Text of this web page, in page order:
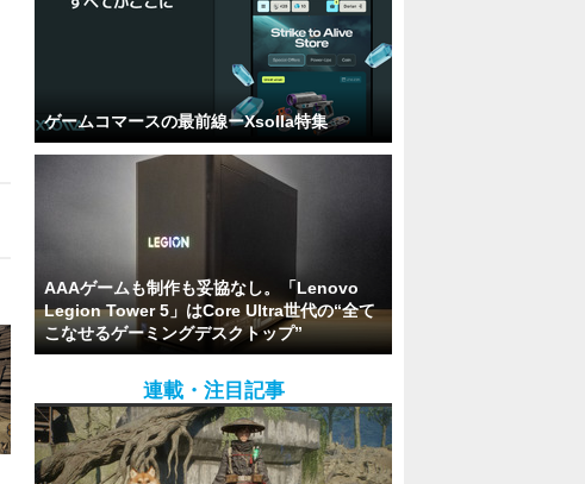
ゲームコマースの最前線ーXsolla特集
AAAゲームも制作も妥協なし。「Lenovo
Legion Tower 5」はCore Ultra世代の“全て
こなせるゲーミングデスクトップ”
連載・注目記事